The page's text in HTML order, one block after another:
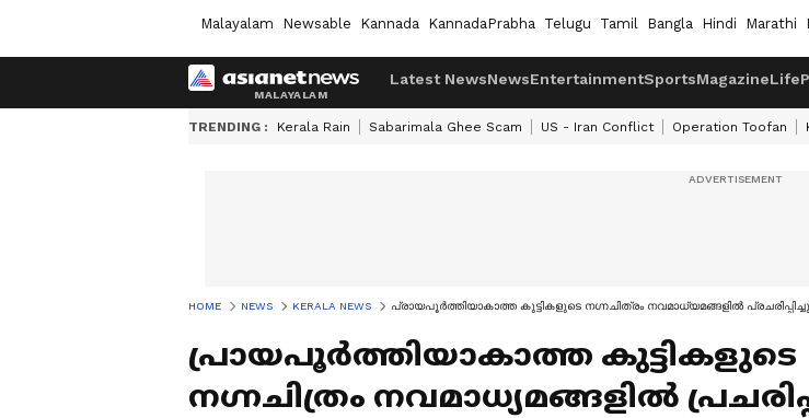
Malayalam Newsable Kannada KannadaPrabha Telugu Tamil Bangla Hindi Marathi
Latest NewsNewsEntertainmentSportsMagazineLife
TRENDING : Kerala Rain Sabarimala Ghee Scam US - Iran Conflict Operation Toofan
HOME NEWS KERALA NEWS പ്രായപൂർത്തിയാകാത്ത കുട്ടികളുടെ നഗ്നചിത്രം നവമാധ്യമങ്ങളിൽ
പ്രായപൂർത്തിയാകാത്ത കുട്ടികളുടെ
നഗ്നചിത്രം നവമാധ്യമങ്ങളിൽ